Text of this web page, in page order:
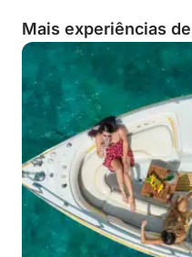
Mais experiências